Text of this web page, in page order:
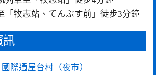
「牧志站、てんぶす前」徒步3分鐘
訊
國際通屋台村（夜市）